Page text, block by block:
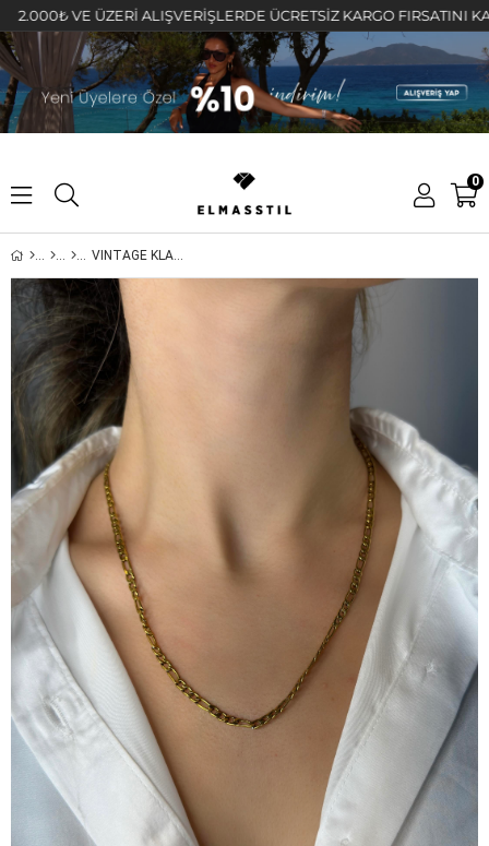
VE ÜZERİ ALIŞVERİŞLERDE ÜCRETSİZ KARGO FIRSATINI
0
VINTAGE KLASİK ZİNCİR 60cm